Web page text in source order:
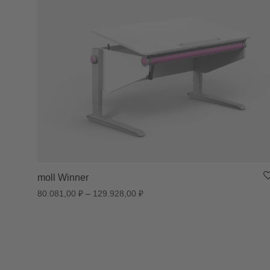
moll Winner
80.081,00 ₽ – 129.928,00 ₽Диапазон цен: 80.081,00 ₽ –